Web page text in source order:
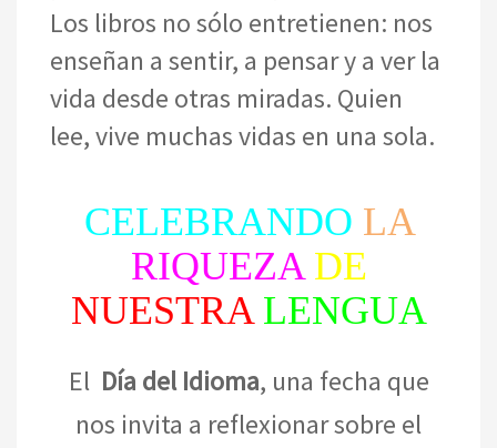
Los libros no sólo entretienen: nos
enseñan a sentir, a pensar y a ver la
vida desde otras miradas. Quien
lee, vive muchas vidas en una sola.
CELEBRANDO LA
RIQUEZA DE
NUESTRALENGUA
El Día del Idioma, una fecha que
nos invita a reflexionar sobre el